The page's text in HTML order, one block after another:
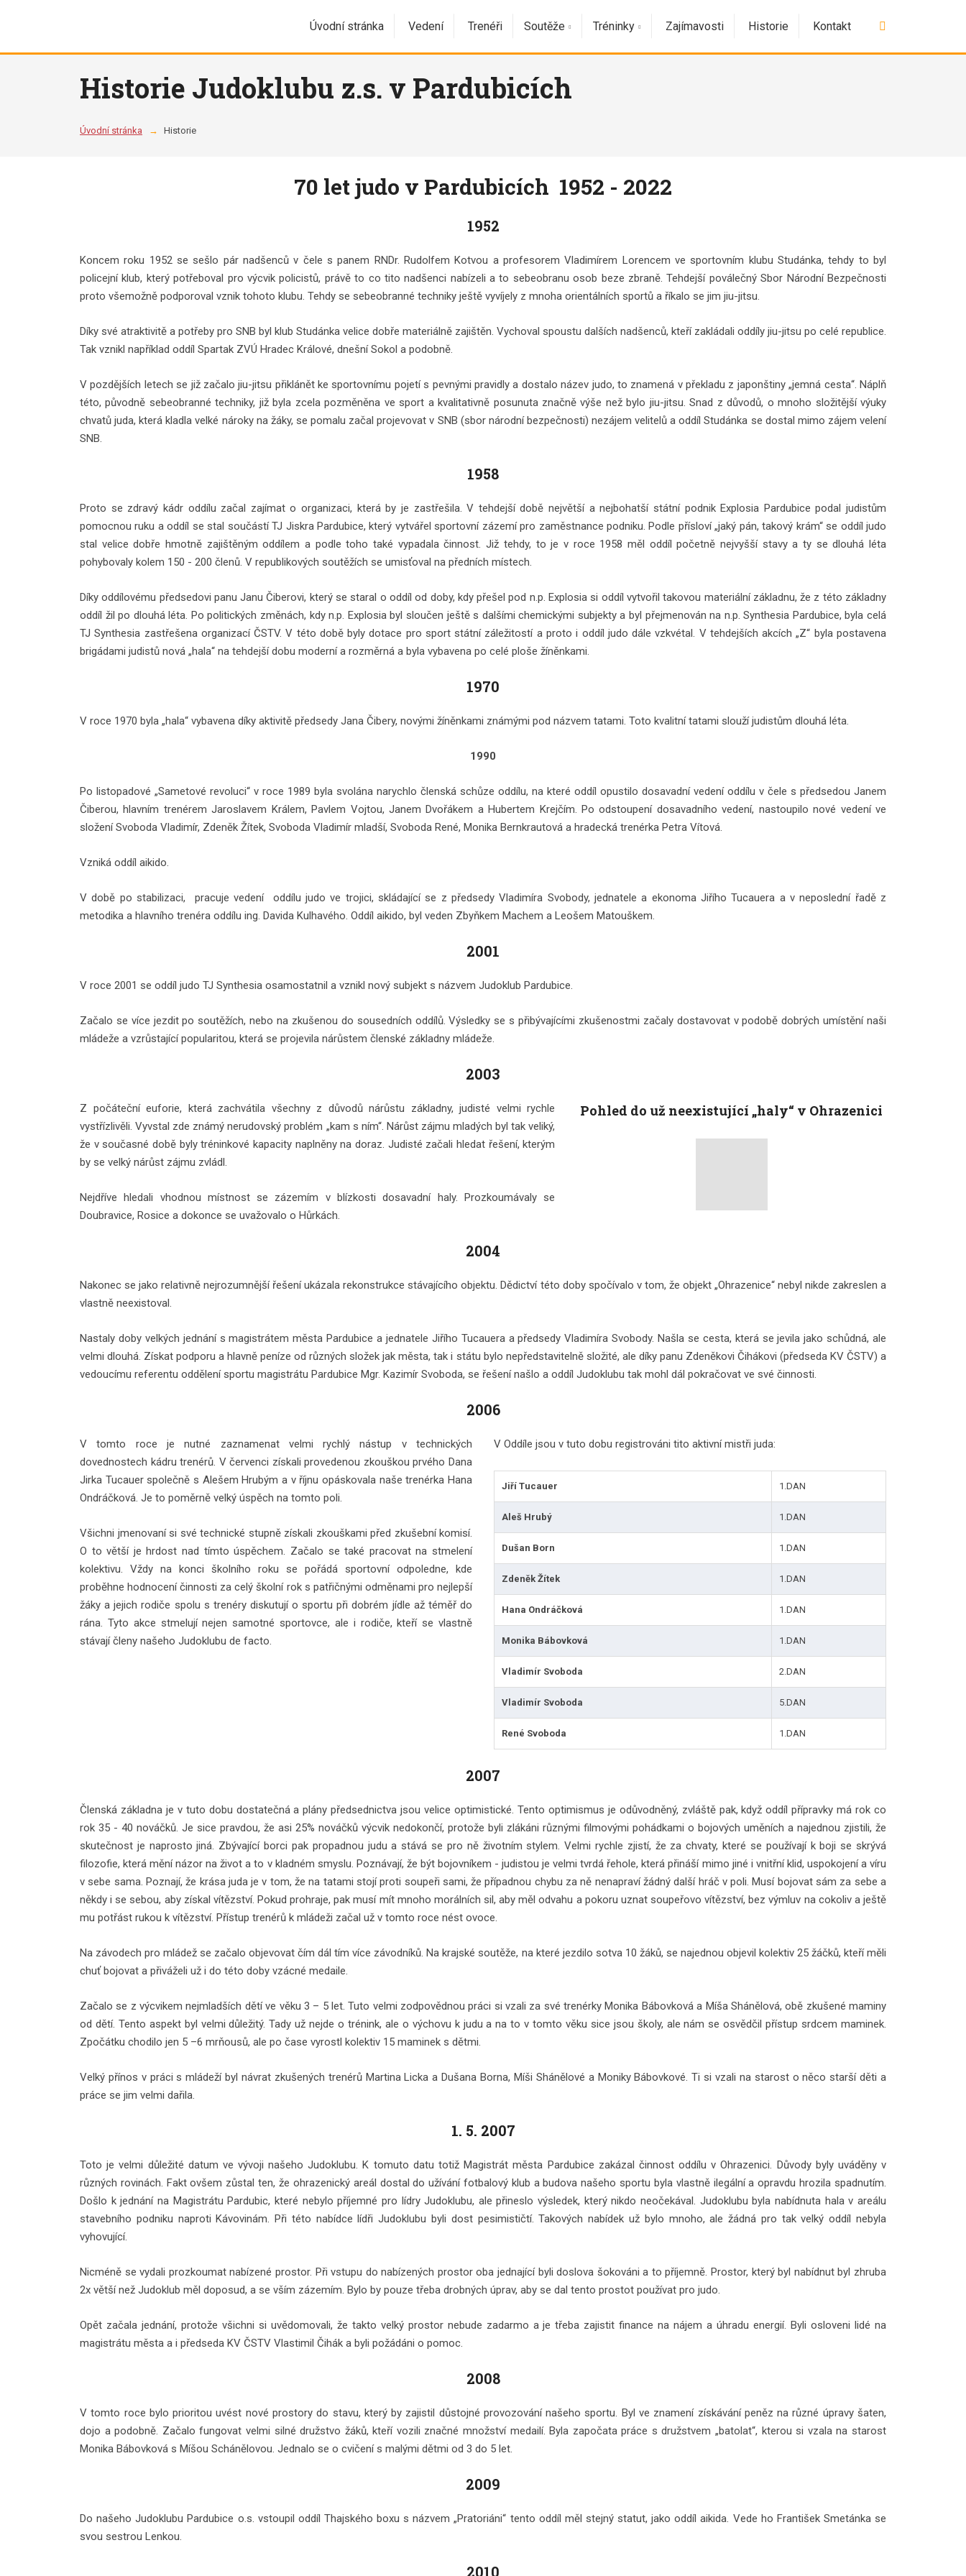
Úvodní stránka Vedení Trenéři Soutěže Tréninky Zajímavosti Historie Kontakt
Historie Judoklubu z.s. v Pardubicích
Úvodní stránka Historie
70 let judo v Pardubicích 1952 - 2022
1952
Koncem roku 1952 se sešlo pár nadšenců v čele s panem RNDr. Rudolfem Kotvou a profesorem Vladimírem Lorencem ve sportovním klubu Studánka, tehdy to byl
policejní klub, který potřeboval pro výcvik policistů, právě to co tito nadšenci nabízeli a to sebeobranu osob beze zbraně. Tehdejší poválečný Sbor Národní Bezpečnosti
proto všemožně podporoval vznik tohoto klubu. Tehdy se sebeobranné techniky ještě vyvíjely z mnoha orientálních sportů a říkalo se jim jiu-jitsu.
Díky své atraktivitě a potřeby pro SNB byl klub Studánka velice dobře materiálně zajištěn. Vychoval spoustu dalších nadšenců, kteří zakládali oddíly jiu-jitsu po celé republice.
Tak vznikl například oddíl Spartak ZVÚ Hradec Králové, dnešní Sokol a podobně.
V pozdějších letech se již začalo jiu-jitsu přiklánět ke sportovnímu pojetí s pevnými pravidly a dostalo název judo, to znamená v překladu z japonštiny „jemná cesta“. Náplň
této, původně sebeobranné techniky, již byla zcela pozměněna ve sport a kvalitativně posunuta značně výše než bylo jiu-jitsu. Snad z důvodů, o mnoho složitější výuky
chvatů juda, která kladla velké nároky na žáky, se pomalu začal projevovat v SNB (sbor národní bezpečnosti) nezájem velitelů a oddíl Studánka se dostal mimo zájem velení
SNB.
1958
Proto se zdravý kádr oddílu začal zajímat o organizaci, která by je zastřešila. V tehdejší době největší a nejbohatší státní podnik Explosia Pardubice podal judistům
pomocnou ruku a oddíl se stal součástí TJ Jiskra Pardubice, který vytvářel sportovní zázemí pro zaměstnance podniku. Podle přísloví „jaký pán, takový krám“ se oddíl judo
stal velice dobře hmotně zajištěným oddílem a podle toho také vypadala činnost. Již tehdy, to je v roce 1958 měl oddíl početně nejvyšší stavy a ty se dlouhá léta
pohybovaly kolem 150 - 200 členů. V republikových soutěžích se umisťoval na předních místech.
Díky oddílovému předsedovi panu Janu Čiberovi, který se staral o oddíl od doby, kdy přešel pod n.p. Explosia si oddíl vytvořil takovou materiální základnu, že z této základny
oddíl žil po dlouhá léta. Po politických změnách, kdy n.p. Explosia byl sloučen ještě s dalšími chemickými subjekty a byl přejmenován na n.p. Synthesia Pardubice, byla celá
TJ Synthesia zastřešena organizací ČSTV. V této době byly dotace pro sport státní záležitostí a proto i oddíl judo dále vzkvétal. V tehdejších akcích „Z“ byla postavena
brigádami judistů nová „hala“ na tehdejší dobu moderní a rozměrná a byla vybavena po celé ploše žíněnkami.
1970
V roce 1970 byla „hala“ vybavena díky aktivitě předsedy Jana Čibery, novými žíněnkami známými pod názvem tatami. Toto kvalitní tatami slouží judistům dlouhá léta.
1990
Po listopadové „Sametové revoluci“ v roce 1989 byla svolána narychlo členská schůze oddílu, na které oddíl opustilo dosavadní vedení oddílu v čele s předsedou Janem
Čiberou, hlavním trenérem Jaroslavem Králem, Pavlem Vojtou, Janem Dvořákem a Hubertem Krejčím. Po odstoupení dosavadního vedení, nastoupilo nové vedení ve
složení Svoboda Vladimír, Zdeněk Žítek, Svoboda Vladimír mladší, Svoboda René, Monika Bernkrautová a hradecká trenérka Petra Vítová.
Vzniká oddíl aikido.
V době po stabilizaci, pracuje vedení oddílu judo ve trojici, skládající se z předsedy Vladimíra Svobody, jednatele a ekonoma Jiřího Tucauera a v neposlední řadě z
metodika a hlavního trenéra oddílu ing. Davida Kulhavého. Oddíl aikido, byl veden Zbyňkem Machem a Leošem Matouškem.
2001
V roce 2001 se oddíl judo TJ Synthesia osamostatnil a vznikl nový subjekt s názvem Judoklub Pardubice.
Začalo se více jezdit po soutěžích, nebo na zkušenou do sousedních oddílů. Výsledky se s přibývajícími zkušenostmi začaly dostavovat v podobě dobrých umístění naši
mládeže a vzrůstající popularitou, která se projevila nárůstem členské základny mládeže.
2003
Z počáteční euforie, která zachvátila všechny z důvodů nárůstu základny, judisté velmi rychle
vystřízlivěli. Vyvstal zde známý nerudovský problém „kam s ním“. Nárůst zájmu mladých byl tak veliký,
že v současné době byly tréninkové kapacity naplněny na doraz. Judisté začali hledat řešení, kterým
by se velký nárůst zájmu zvládl.
Nejdříve hledali vhodnou místnost se zázemím v blízkosti dosavadní haly. Prozkoumávaly se
Doubravice, Rosice a dokonce se uvažovalo o Hůrkách.
Pohled do už neexistující „haly“ v Ohrazenici
2004
Nakonec se jako relativně nejrozumnější řešení ukázala rekonstrukce stávajícího objektu. Dědictví této doby spočívalo v tom, že objekt „Ohrazenice“ nebyl nikde zakreslen a
vlastně neexistoval.
Nastaly doby velkých jednání s magistrátem města Pardubice a jednatele Jiřího Tucauera a předsedy Vladimíra Svobody. Našla se cesta, která se jevila jako schůdná, ale
velmi dlouhá. Získat podporu a hlavně peníze od různých složek jak města, tak i státu bylo nepředstavitelně složité, ale díky panu Zdeněkovi Čihákovi (předseda KV ČSTV) a
vedoucímu referentu oddělení sportu magistrátu Pardubice Mgr. Kazimír Svoboda, se řešení našlo a oddíl Judoklubu tak mohl dál pokračovat ve své činnosti.
2006
V tomto roce je nutné zaznamenat velmi rychlý nástup v technických
dovednostech kádru trenérů. V červenci získali provedenou zkouškou prvého Dana
Jirka Tucauer společně s Alešem Hrubým a v říjnu opáskovala naše trenérka Hana
Ondráčková. Je to poměrně velký úspěch na tomto poli.
Všichni jmenovaní si své technické stupně získali zkouškami před zkušební komisí.
O to větší je hrdost nad tímto úspěchem. Začalo se také pracovat na stmelení
kolektivu. Vždy na konci školního roku se pořádá sportovní odpoledne, kde
proběhne hodnocení činnosti za celý školní rok s patřičnými odměnami pro nejlepší
žáky a jejich rodiče spolu s trenéry diskutují o sportu při dobrém jídle až téměř do
rána. Tyto akce stmelují nejen samotné sportovce, ale i rodiče, kteří se vlastně
stávají členy našeho Judoklubu de facto.
V Oddíle jsou v tuto dobu registrováni tito aktivní mistři juda:
Jiří Tucauer 1.DAN
Aleš Hrubý 1.DAN
Dušan Born 1.DAN
Zdeněk Žítek 1.DAN
Hana Ondráčková 1.DAN
Monika Bábovková 1.DAN
Vladimír Svoboda 2.DAN
Vladimír Svoboda 5.DAN
René Svoboda 1.DAN
2007
Členská základna je v tuto dobu dostatečná a plány předsednictva jsou velice optimistické. Tento optimismus je odůvodněný, zvláště pak, když oddíl přípravky má rok co
rok 35 - 40 nováčků. Je sice pravdou, že asi 25% nováčků výcvik nedokončí, protože byli zlákáni různými filmovými pohádkami o bojových uměních a najednou zjistili, že
skutečnost je naprosto jiná. Zbývající borci pak propadnou judu a stává se pro ně životním stylem. Velmi rychle zjistí, že za chvaty, které se používají k boji se skrývá
filozofie, která mění názor na život a to v kladném smyslu. Poznávají, že být bojovníkem - judistou je velmi tvrdá řehole, která přináší mimo jiné i vnitřní klid, uspokojení a víru
v sebe sama. Poznají, že krása juda je v tom, že na tatami stojí proti soupeři sami, že případnou chybu za ně nenapraví žádný další hráč v poli. Musí bojovat sám za sebe a
někdy i se sebou, aby získal vítězství. Pokud prohraje, pak musí mít mnoho morálních sil, aby měl odvahu a pokoru uznat soupeřovo vítězství, bez výmluv na cokoliv a ještě
mu potřást rukou k vítězství. Přístup trenérů k mládeži začal už v tomto roce nést ovoce.
Na závodech pro mládež se začalo objevovat čím dál tím více závodníků. Na krajské soutěže, na které jezdilo sotva 10 žáků, se najednou objevil kolektiv 25 žáčků, kteří měli
chuť bojovat a přiváželi už i do této doby vzácné medaile.
Začalo se z výcvikem nejmladších dětí ve věku 3 – 5 let. Tuto velmi zodpovědnou práci si vzali za své trenérky Monika Bábovková a Míša Shánělová, obě zkušené maminy
od dětí. Tento aspekt byl velmi důležitý. Tady už nejde o trénink, ale o výchovu k judu a na to v tomto věku sice jsou školy, ale nám se osvědčil přístup srdcem maminek.
Zpočátku chodilo jen 5 –6 mrňousů, ale po čase vyrostl kolektiv 15 maminek s dětmi.
Velký přínos v práci s mládeží byl návrat zkušených trenérů Martina Licka a Dušana Borna, Míši Shánělové a Moniky Bábovkové. Ti si vzali na starost o něco starší děti a
práce se jim velmi dařila.
1. 5. 2007
Toto je velmi důležité datum ve vývoji našeho Judoklubu. K tomuto datu totiž Magistrát města Pardubice zakázal činnost oddílu v Ohrazenici. Důvody byly uváděny v
různých rovinách. Fakt ovšem zůstal ten, že ohrazenický areál dostal do užívání fotbalový klub a budova našeho sportu byla vlastně ilegální a opravdu hrozila spadnutím.
Došlo k jednání na Magistrátu Pardubic, které nebylo příjemné pro lídry Judoklubu, ale přineslo výsledek, který nikdo neočekával. Judoklubu byla nabídnuta hala v areálu
stavebního podniku naproti Kávovinám. Při této nabídce lídři Judoklubu byli dost pesimističtí. Takových nabídek už bylo mnoho, ale žádná pro tak velký oddíl nebyla
vyhovující.
Nicméně se vydali prozkoumat nabízené prostor. Při vstupu do nabízených prostor oba jednající byli doslova šokováni a to příjemně. Prostor, který byl nabídnut byl zhruba
2x větší než Judoklub měl doposud, a se vším zázemím. Bylo by pouze třeba drobných úprav, aby se dal tento prostot používat pro judo.
Opět začala jednání, protože všichni si uvědomovali, že takto velký prostor nebude zadarmo a je třeba zajistit finance na nájem a úhradu energií. Byli osloveni lidé na
magistrátu města a i předseda KV ČSTV Vlastimil Čihák a byli požádáni o pomoc.
2008
V tomto roce bylo prioritou uvést nové prostory do stavu, který by zajistil důstojné provozování našeho sportu. Byl ve znamení získávání peněz na různé úpravy šaten,
dojo a podobně. Začalo fungovat velmi silné družstvo žáků, kteří vozili značné množství medailí. Byla započata práce s družstvem „batolat“, kterou si vzala na starost
Monika Bábovková s Míšou Schánělovou. Jednalo se o cvičení s malými dětmi od 3 do 5 let.
2009
Do našeho Judoklubu Pardubice o.s. vstoupil oddíl Thajského boxu s názvem „Pratoriáni“ tento oddíl měl stejný statut, jako oddíl aikida. Vede ho František Smetánka se
svou sestrou Lenkou.
2010